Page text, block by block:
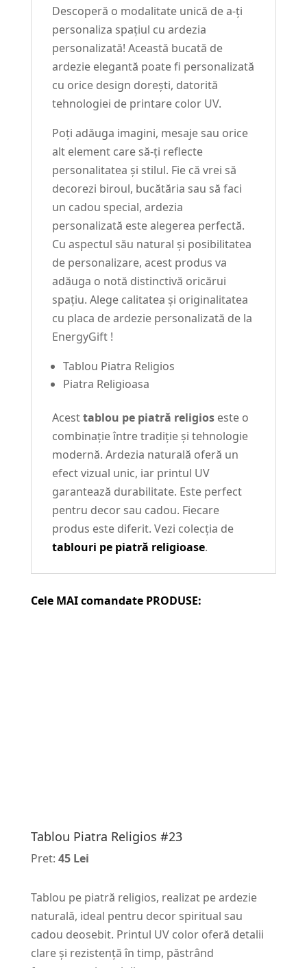
Descoperă o modalitate unică de a-ți
personaliza spațiul cu ardezia
personalizată! Această bucată de
ardezie elegantă poate fi personalizată
cu orice design dorești, datorită
tehnologiei de printare color UV.
Poți adăuga imagini, mesaje sau orice
alt element care să-ți reflecte
personalitatea și stilul. Fie că vrei să
decorezi biroul, bucătăria sau să faci
un cadou special, ardezia
personalizată este alegerea perfectă.
Cu aspectul său natural și posibilitatea
de personalizare, acest produs va
adăuga o notă distinctivă oricărui
spațiu. Alege calitatea și originalitatea
cu placa de ardezie personalizată de la
EnergyGift !
Tablou Piatra Religios
Piatra Religioasa
Acesttablou pe piatră religioseste o
combinație între tradiție și tehnologie
modernă. Ardezia naturală oferă un
efect vizual unic, iar printul UV
garantează durabilitate. Este perfect
pentru decor sau cadou. Fiecare
produs este diferit. Vezi colecția de
tablouri pe piatră religioase.
Cele MAI comandate PRODUSE:
Tablou Piatra Religios #23
Pret: 45 Lei
Tablou pe piatră religios, realizat pe ardezie
naturală, ideal pentru decor spiritual sau
cadou deosebit. Printul UV color oferă detalii
clare și rezistență în timp, păstrând